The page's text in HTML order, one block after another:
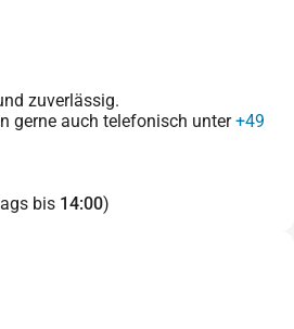
zuverlässig.
gerne auch telefonisch unter+49
bis 14:00)